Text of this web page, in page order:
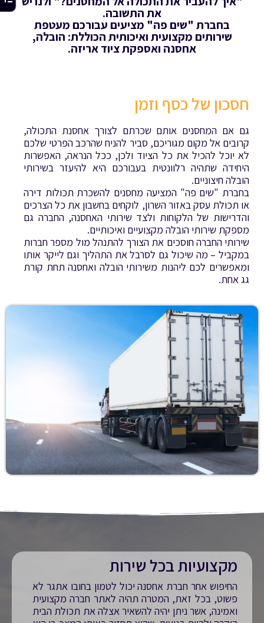
את התשובה.
בחברת "שים פה" מציעים עבורכם מעטפת
שירותים מקצועית ואיכותית הכוללת: הובלה,
אחסנה ואספקת ציוד אריזה.
חסכון של כסף וזמן
גם אם המחסנים אותם שכרתם לצורך אחסנת התכולה,
קרובים אל מקום מגוריכם, סביר להניח שהרכב הפרטי שלכם
לא יוכל להכיל את כל הציוד ולכן, ככל הנראה, האפשרות
היחידה שתהיה רלוונטית בעבורכם היא להיעזר בשירותי
הובלה חיצוניים.
בחברת "שים פה" המציעה מחסנים להשכרת תכולות דירה
או תכולת עסק באזור השרון, לוקחים בחשבון את כל הצרכים
והדרישות של הלקוחות ולצד שירותי האחסנה, החברה גם
מספקת שירותי הובלה מקצועיים ואיכותיים.
שירותי החברה חוסכים את הצורך להתנהל מול מספר חברות
במקביל – מה שיכול גם לסרבל את התהליך וגם לייקר אותו
ומאפשרים לכם ליהנות משירותי הובלה ואחסנה תחת קורת
גג אחת.
מקצועיות בכל שירות
החיפוש אחר חברת אחסנה יכול לטמון בחובו אתגר לא
פשוט, בכל זאת, המטרה תהיה לאתר חברה מקצועית
ואמינה, אשר ניתן יהיה להשאיר אצלה את תכולת הבית